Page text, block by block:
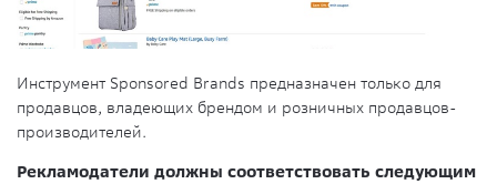
Инструмент Sponsored Brands предназначен только для
продавцов, владеющих брендом и розничных продавцов-
производителей.
Рекламодатели должны соответствовать следующим